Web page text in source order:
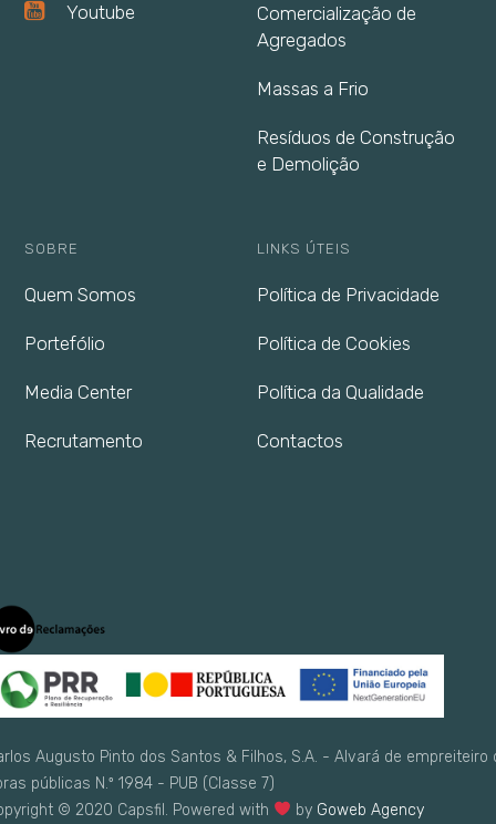
Youtube
Comercialização de
Agregados
Massas a Frio
Resíduos de Construção
e Demolição
SOBRE
Quem Somos
Portefólio
Media Center
Recrutamento
LINKS ÚTEIS
Política de Privacidade
Política de Cookies
Política da Qualidade
Contactos
Augusto Pinto dos Santos & Filhos, S.A. - Alvará de empreiteiro
públicas N.º 1984 - PUB (Classe 7)
© 2020 Capsfil. Powered with
by Goweb Agency